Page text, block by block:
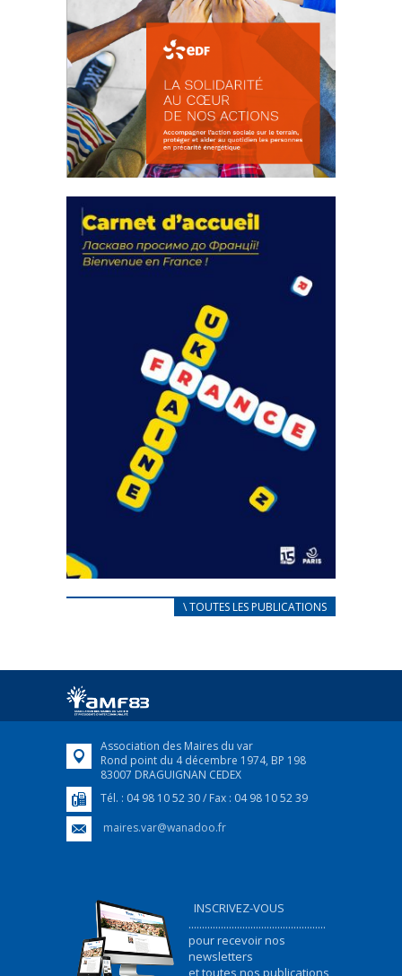
actions
18 septembre 2023
FEUILLETER
CARNET D’ACCUEIL
Afin d’accompagner au mieux les réfugiés
FEUILLETER
\ TOUTES LES PUBLICATIONS
Association des Maires du var
Rond point du 4 décembre 1974, BP 198
83007 DRAGUIGNAN CEDEX
Tél. : 04 98 10 52 30 / Fax : 04 98 10 52 39
maires.var@wanadoo.fr
INSCRIVEZ-VOUS
...................................................
pour recevoir nos
newsletters